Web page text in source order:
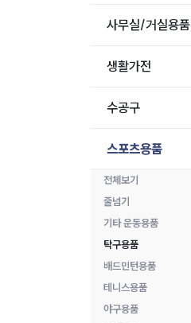
사무실/거실용품
생활가전
수공구
스포츠용품
전체보기
줄넘기
기타 운동용품
탁구용품
배드민턴용품
테니스용품
야구용품